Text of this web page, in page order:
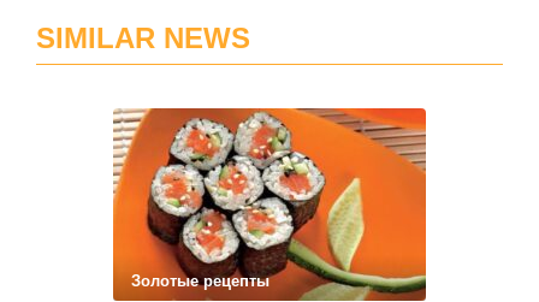
SIMILAR NEWS
Золотые рецепты